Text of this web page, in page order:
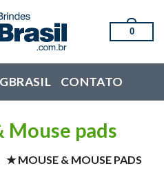
0
CONTATO
pads
★ MOUSE & MOUSE PADS